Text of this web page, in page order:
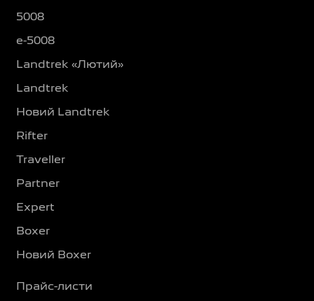
5008
e-5008
Landtrek «Лютий»
Landtrek
Новий Landtrek
Rifter
Traveller
Partner
Expert
Boxer
Новий Boxer
Прайс-листи